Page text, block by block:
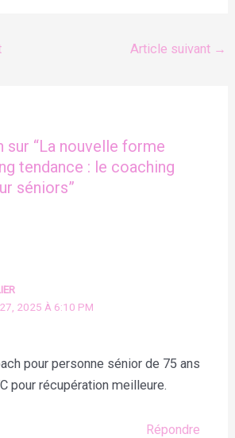
Article suivant →
sur “La nouvelle forme
tendance : le coaching
séniors”
2025 À 6:10 PM
pour personne sénior de 75 ans
pour récupération meilleure.
Répondre